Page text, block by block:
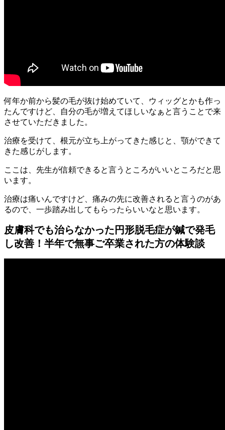
何年か前から髪の毛が抜け始めていて、ウィッグとかも作っ
たんですけど、自分の毛が増えてほしいなぁと言うことで来
させていただきました。
治療を受けて、根元が立ち上がってきた感じと、顎ができて
きた感じがします。
ここは、先生が信頼できると言うところがいいところだと思
います。
治療は痛いんですけど、痛みの先に改善されると言うのがあ
るので、一歩踏み出してもらったらいいなと思います。
皮膚科でも治らなかった円形脱毛症が鍼で発毛
し改善！半年で無事ご卒業された方の体験談